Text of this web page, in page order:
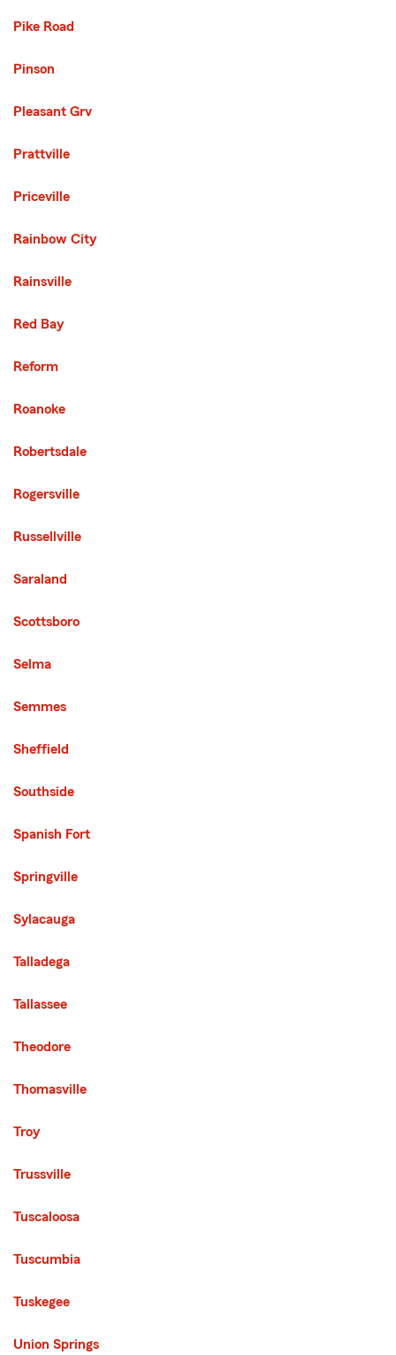
Pike Road
Pinson
Pleasant Grv
Prattville
Priceville
Rainbow City
Rainsville
Red Bay
Reform
Roanoke
Robertsdale
Rogersville
Russellville
Saraland
Scottsboro
Selma
Semmes
Sheffield
Southside
Spanish Fort
Springville
Sylacauga
Talladega
Tallassee
Theodore
Thomasville
Troy
Trussville
Tuscaloosa
Tuscumbia
Tuskegee
Union Springs